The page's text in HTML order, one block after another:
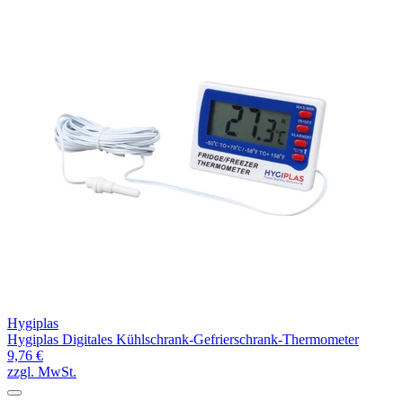
Hygiplas
Hygiplas Digitales Kühlschrank-Gefrierschrank-Thermometer
9,76 €
zzgl. MwSt.